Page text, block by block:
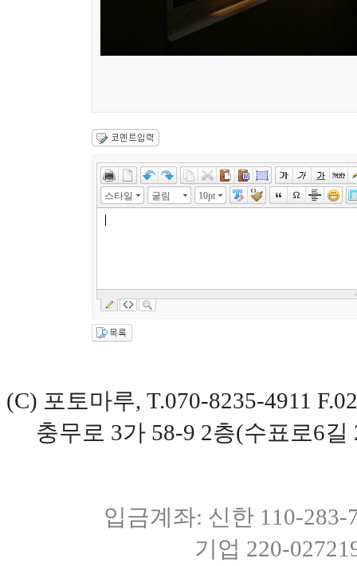
스타일 굴림 10pt
(C) 포토마루, T.070-8235-4911
충무로 3가 58-9 2층(수표로6
입금계좌: 신한 110-
기업 220-